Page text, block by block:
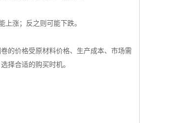
涨；反之则可能下跌。
的价格受原材料价格、生产成本、市场需
择合适的购买时机。